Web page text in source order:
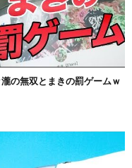
の無双とまきの罰ゲームｗ